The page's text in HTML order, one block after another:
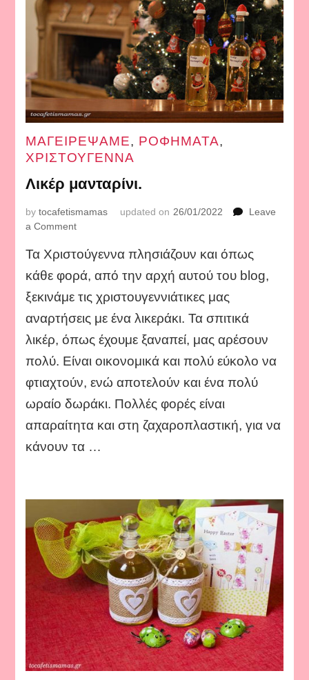
ΜΑΓΕΙΡΕΨΑΜΕ, ΡΟΦΗΜΑΤΑ,
ΧΡΙΣΤΟΥΓΕΝΝΑ
Λικέρ μανταρίνι.
bytocafetismamas updated on 26/01/2022
Leave
a Commenton
μανταρίνι.
Τα Χριστούγεννα πλησιάζουν και όπως
κάθε φορά, από την αρχή αυτού του blog,
ξεκινάμε τις χριστουγεννιάτικες μας
αναρτήσεις με ένα λικεράκι. Τα σπιτικά
λικέρ, όπως έχουμε ξαναπεί, μας αρέσουν
πολύ. Είναι οικονομικά και πολύ εύκολο να
φτιαχτούν, ενώ αποτελούν και ένα πολύ
ωραίο δωράκι. Πολλές φορές είναι
απαραίτητα και στη ζαχαροπλαστική, για να
κάνουν τα …